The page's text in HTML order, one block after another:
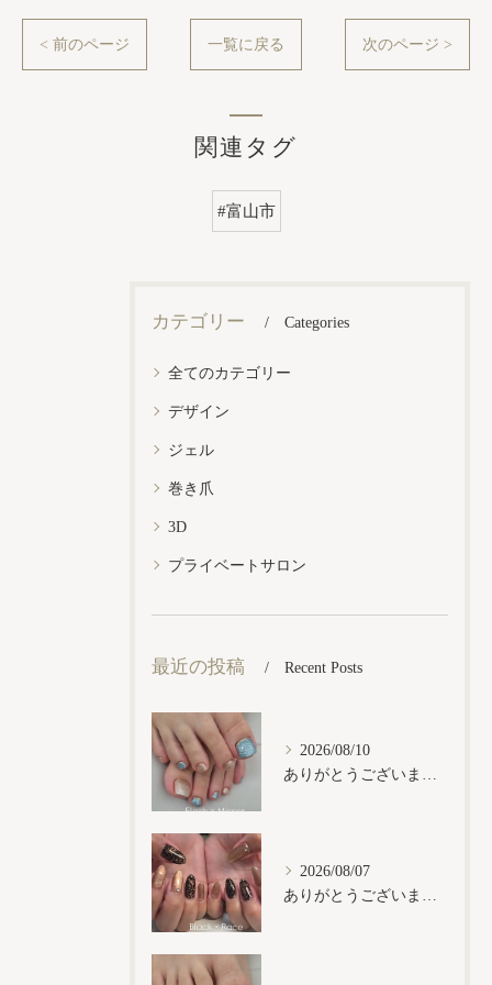
< 前のページ 一覧に戻る 次のページ >
関連タグ
#富山市
カテゴリー Categories
全てのカテゴリー
デザイン
ジェル
巻き爪
3D
プライベートサロン
最近の投稿 Recent Posts
2026/08/10
2026/08/07